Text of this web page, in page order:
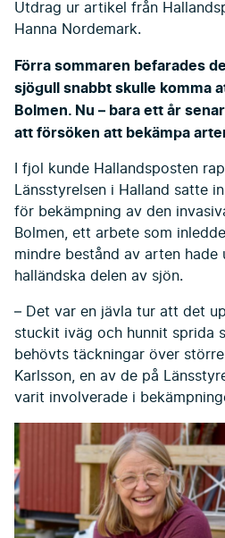
Utdrag ur artikel från
Hanna Nordemark.
Förra sommaren befarades
sjögull snabbt skulle komma
Bolmen. Nu – bara ett år
att försöken att bekämpa
I fjol kunde Hallandsposten
Länsstyrelsen i Halland satte
för bekämpning av den
Bolmen, ett arbete som
mindre bestånd av arten hade
halländska delen av sjön.
– Det var en jävla tur att det
stuckit iväg och hunnit sprida
behövts täckningar över
Karlsson, en av de på
varit involverade i